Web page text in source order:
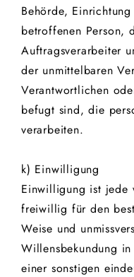
Behörde,
betroffenen Person,
Auftragsverarbeiter
der unmittelbaren
Verantwortlichen
befugt sind, die
verarbeiten.
k) Einwilligung
Einwilligung ist jede
freiwillig für den
Weise und
Willensbekundung
einer sonstigen